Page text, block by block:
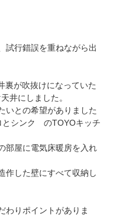
試行錯誤を重ねながら出
裏が吹抜けになっていた
井にしました。
いとの希望がありました
とシンク のTOYOキッチ
部屋に電気床暖房を入れ
作した壁にすべて収納し
わりポイントがありま